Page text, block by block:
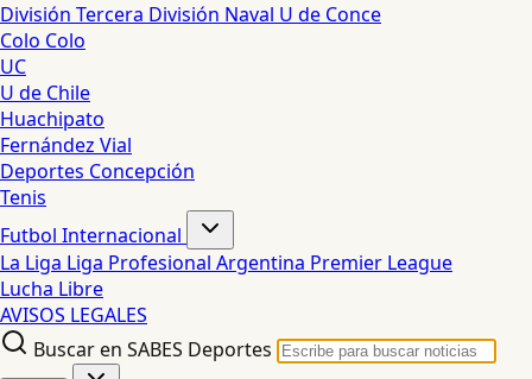
División Tercera División Naval U de Conce
Colo Colo
UC
U de Chile
Huachipato
Fernández Vial
Deportes Concepción
Tenis
Futbol Internacional
La Liga Liga Profesional Argentina Premier League
Lucha Libre
AVISOS LEGALES
Buscar en SABES Deportes